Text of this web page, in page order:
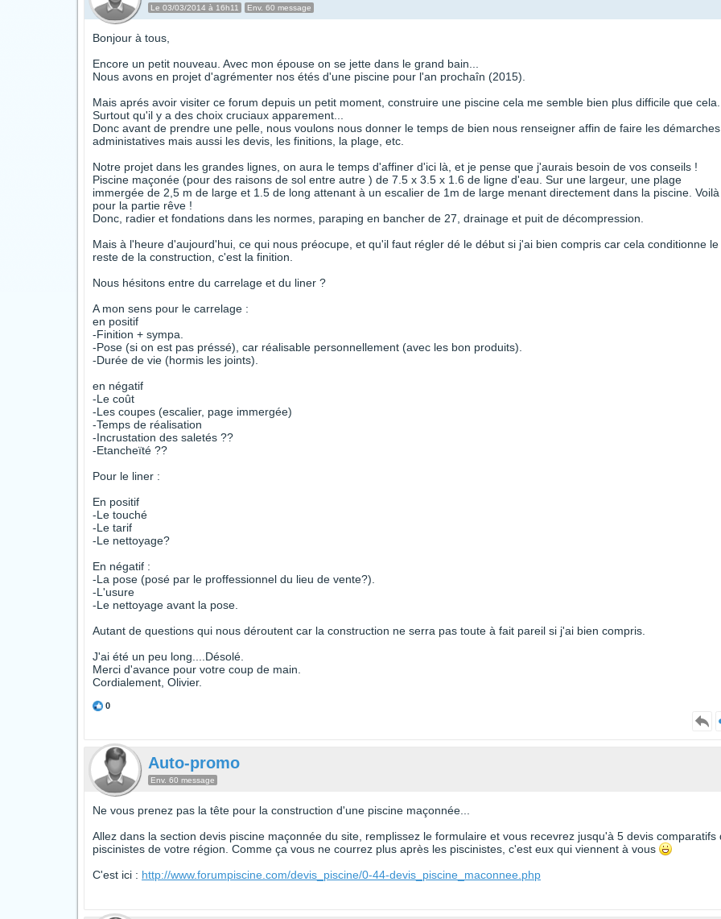
Le 03/03/2014 à 16h11 Env. 60 message
Bonjour à tous,
Encore un petit nouveau. Avec mon épouse on se jette dans le grand bain...
Nous avons en projet d'agrémenter nos étés d'une piscine pour l'an prochaîn (2015).
Mais aprés avoir visiter ce forum depuis un petit moment, construire une piscine cela me semble bien plus difficile que cela.
Surtout qu'il y a des choix cruciaux apparement...
Donc avant de prendre une pelle, nous voulons nous donner le temps de bien nous renseigner affin de faire les démarches
administatives mais aussi les devis, les finitions, la plage, etc.
Notre projet dans les grandes lignes, on aura le temps d'affiner d'ici là, et je pense que j'aurais besoin de vos conseils !
Piscine maçonée (pour des raisons de sol entre autre ) de 7.5 x 3.5 x 1.6 de ligne d'eau. Sur une largeur, une plage
immergée de 2,5 m de large et 1.5 de long attenant à un escalier de 1m de large menant directement dans la piscine. Voilà
pour la partie rêve !
Donc, radier et fondations dans les normes, paraping en bancher de 27, drainage et puit de décompression.
Mais à l'heure d'aujourd'hui, ce qui nous préocupe, et qu'il faut régler dé le début si j'ai bien compris car cela conditionne le
reste de la construction, c'est la finition.
Nous hésitons entre du carrelage et du liner ?
A mon sens pour le carrelage :
en positif
-Finition + sympa.
-Pose (si on est pas préssé), car réalisable personnellement (avec les bon produits).
-Durée de vie (hormis les joints).
en négatif
-Le coût
-Les coupes (escalier, page immergée)
-Temps de réalisation
-Incrustation des saletés ??
-Etancheïté ??
Pour le liner :
En positif
-Le touché
-Le tarif
-Le nettoyage?
En négatif :
-La pose (posé par le proffessionnel du lieu de vente?).
-L'usure
-Le nettoyage avant la pose.
Autant de questions qui nous déroutent car la construction ne serra pas toute à fait pareil si j'ai bien compris.
J'ai été un peu long....Désolé.
Merci d'avance pour votre coup de main.
Cordialement, Olivier.
0
Auto-promo
Env. 60 message
Ne vous prenez pas la tête pour la construction d'une piscine maçonnée...
Allez dans la section devis piscine maçonnée du site, remplissez le formulaire et vous recevrez jusqu'à 5 devis comparatifs
piscinistes de votre région. Comme ça vous ne courrez plus après les piscinistes, c'est eux qui viennent à vous
C'est ici : http://www.forumpiscine.com/devis_piscine/0-44-devis_piscine_maconnee.php